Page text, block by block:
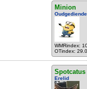
Minion
Oudgediende
WMRindex:
OTindex:
Spotcatus
Erelid